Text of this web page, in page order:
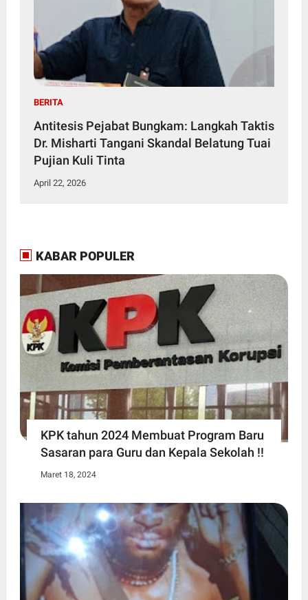
BERITA
Antitesis Pejabat Bungkam: Langkah Taktis
Dr. Misharti Tangani Skandal Belatung Tuai
Pujian Kuli Tinta
April 22, 2026
KABAR POPULER
KPK tahun 2024 Membuat Program Baru
Sasaran para Guru dan Kepala Sekolah !!
Maret 18, 2024